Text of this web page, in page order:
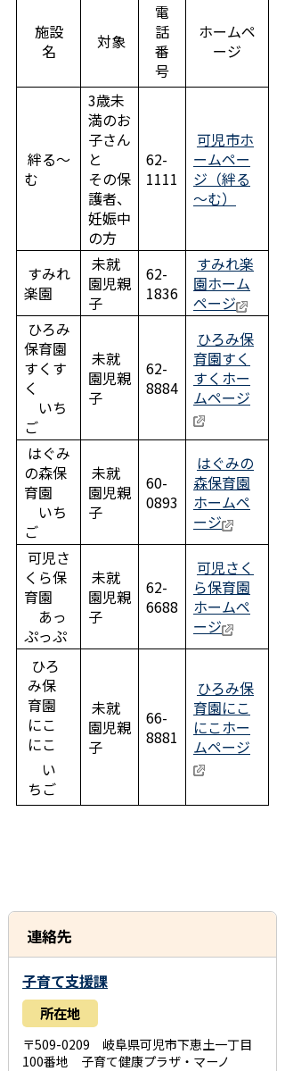
施設
名
対象
電
話
番
号
ホームペ
ージ
絆る～
む
3歳未
満のお
子さん
と
その保
護者、
妊娠中
の方
62-
1111
可児市ホ
ームペー
ジ（絆る
～む）
すみれ
楽園
未就
園児親
子
62-
1836
すみれ楽
園ホーム
ページ
ひろみ
保育園
すくす
く
いち
ご
未就
園児親
子
62-
8884
ひろみ保
育園すく
すくホー
ムページ
はぐみ
の森保
育園
いち
ご
未就
園児親
子
60-
0893
はぐみの
森保育園
ホームペ
ージ
可児さ
くら保
育園
あっ
ぷっぷ
未就
園児親
子
62-
6688
可児さく
ら保育園
ホームペ
ージ
ひろ
み保
育園
にこ
にこ
い
ちご
未就
園児親
子
66-
8881
ひろみ保
育園にこ
にこホー
ムページ
連絡先
子育て支援課
所在地
〒509-0209 岐阜県可児市下恵土一丁目
100番地 子育て健康プラザ・マーノ